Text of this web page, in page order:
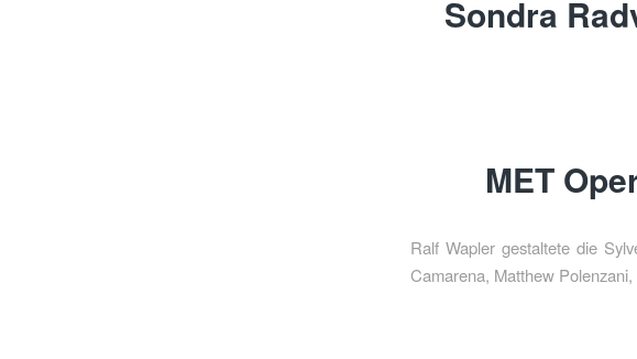
Sondra
MET
Ralf Wapler gestaltete die
Camarena, Matthew